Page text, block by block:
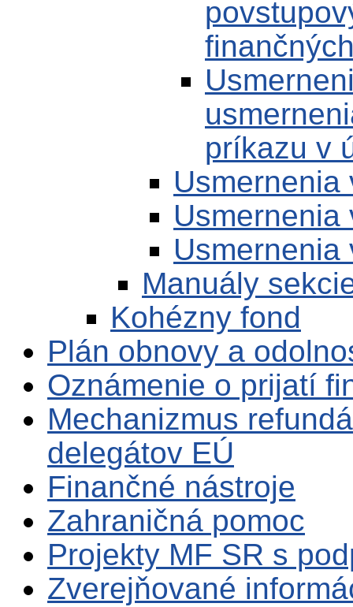
príkazu v
Usmernenia
Usmernenia
Usmernenia
Manuály
Kohézny fond
Plán obnovy a
Oznámenie o prijatí
Mechanizmus
delegátov EÚ
Finančné nástroje
Zahraničná pomoc
Projekty MF SR s
Zverejňované